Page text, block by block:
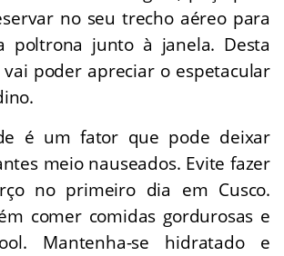
no seu trecho aéreo para
poltrona junto à janela. Desta
poder apreciar o espetacular
é um fator que pode deixar
meio nauseados. Evite fazer
no primeiro dia em Cusco.
comer comidas gordurosas e
Mantenha-se hidratado e